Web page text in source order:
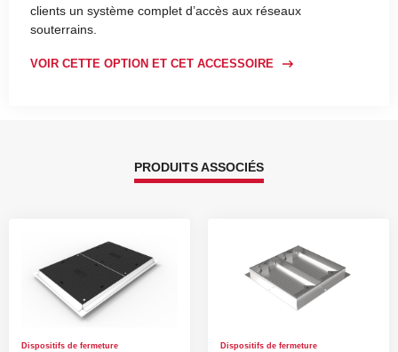
clients un système complet d’accès aux réseaux
souterrains.
VOIR CETTE OPTION ET CET ACCESSOIRE
PRODUITS ASSOCIÉS
Dispositifs de fermeture Dispositifs de fermeture